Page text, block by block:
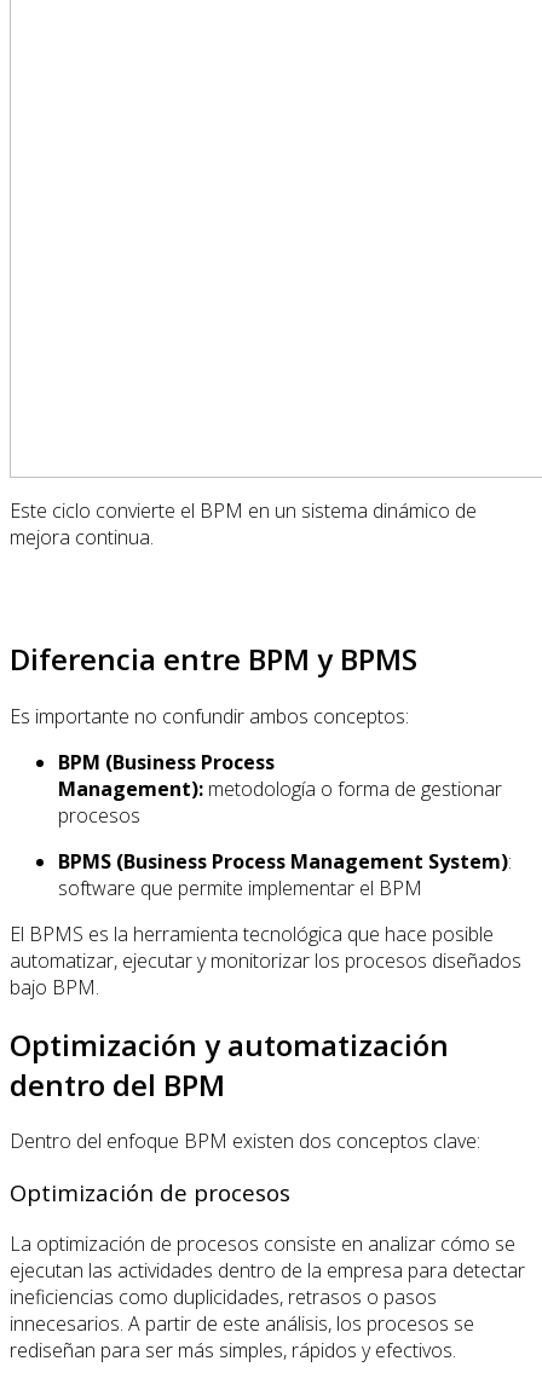
Este ciclo convierte el BPM en un sistema dinámico de
mejora continua.
Diferencia entre BPM y BPMS
Es importante no confundir ambos conceptos:
BPM (Business Process
Management): metodología o forma de gestionar
procesos
BPMS (Business Process Management System):
software que permite implementar el BPM
El BPMS es la herramienta tecnológica que hace posible
automatizar, ejecutar y monitorizar los procesos diseñados
bajo BPM.
Optimización y automatización
dentro del BPM
Dentro del enfoque BPM existen dos conceptos clave:
Optimización de procesos
La optimización de procesos consiste en analizar cómo se
ejecutan las actividades dentro de la empresa para detectar
ineficiencias como duplicidades, retrasos o pasos
innecesarios. A partir de este análisis, los procesos se
rediseñan para ser más simples, rápidos y efectivos.